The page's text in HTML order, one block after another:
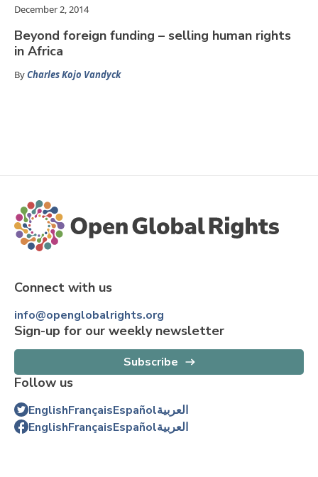
December 2, 2014
Beyond foreign funding – selling human rights
in Africa
ByCharles Kojo Vandyck
Connect with us
info@openglobalrights.org
Sign-up for our weekly newsletter
Subscribe
Follow us
EnglishFrançaisEspañolالعربية
EnglishFrançaisEspañolالعربية